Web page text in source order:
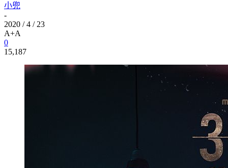
小兜
-
2020 / 4 / 23
A+A
0
15,187